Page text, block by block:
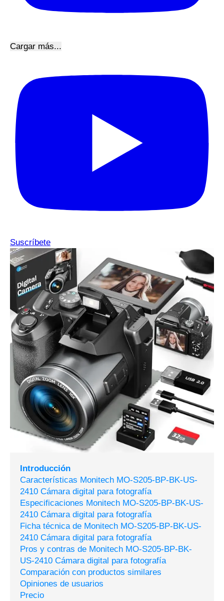
Cargar más...
Suscríbete
Introducción
Características Monitech MO-S205-BP-BK-US-
2410 Cámara digital para fotografía
Especificaciones Monitech MO-S205-BP-BK-US-
2410 Cámara digital para fotografía
Ficha técnica de Monitech MO-S205-BP-BK-US-
2410 Cámara digital para fotografía
Pros y contras de Monitech MO-S205-BP-BK-
US-2410 Cámara digital para fotografía
Comparación con productos similares
Opiniones de usuarios
Precio